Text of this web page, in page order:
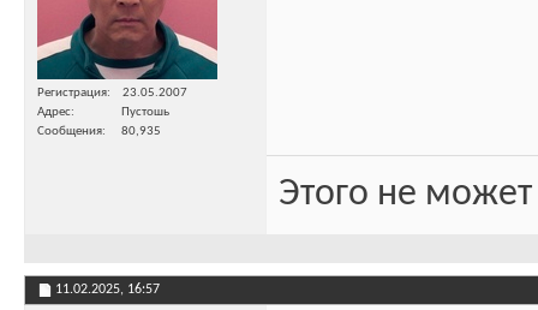
Регистрация
23.05.2007
Адрес
Пустошь
Сообщения
80,935
Этого не
11.02.2025, 16:57